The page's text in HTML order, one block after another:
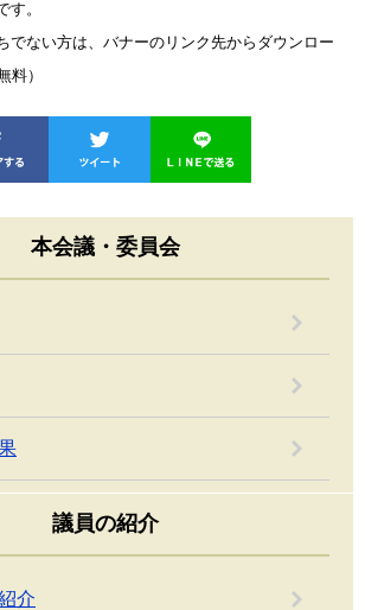
す。
でない方は、バナーのリンク先からダウンロー
料）
本会議・委員会
議員の紹介
介